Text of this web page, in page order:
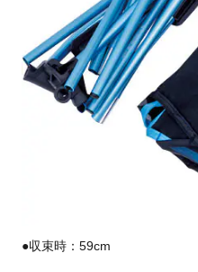
●収束時：59cm